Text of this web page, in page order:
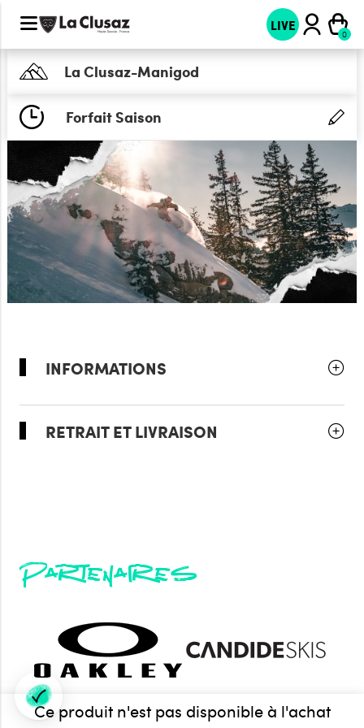
LIVE
La Clusaz-Manigod
Forfait Saison
INFORMATIONS
RETRAIT ET LIVRAISON
Ce produit n'est pas disponible à l'achat
Partenaires